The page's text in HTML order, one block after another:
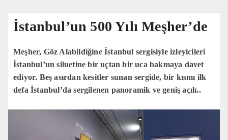
İstanbul’un 500 Yılı Meşher’de
Meşher, Göz Alabildiğine İstanbul sergisiyle izleyicileri
İstanbul’un siluetine bir uçtan bir uca bakmaya davet
ediyor. Beş asırdan kesitler sunan sergide, bir kısmı ilk
defa İstanbul’da sergilenen panoramik ve geniş açılı..